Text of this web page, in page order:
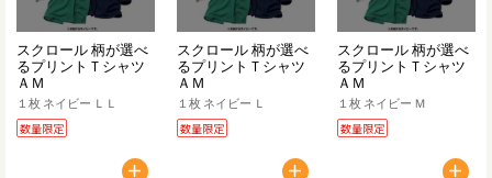
スクロール 柄が選べ
るプリントＴシャツ
ＡＭ
１枚 ネイビー ＬＬ
数量限定
スクロール 柄が選べ
るプリントＴシャツ
ＡＭ
１枚 ネイビー Ｌ
数量限定
スクロール 柄が選べ
るプリントＴシャツ
ＡＭ
１枚 ネイビー Ｍ
数量限定